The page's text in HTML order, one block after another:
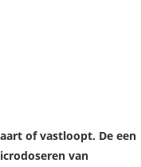
of vastloopt. De een
van